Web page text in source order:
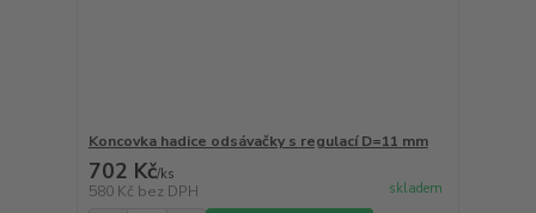
Koncovka hadice odsávačky s regulací D=11 mm
702 Kč/ks
580 Kč bez DPH skladem